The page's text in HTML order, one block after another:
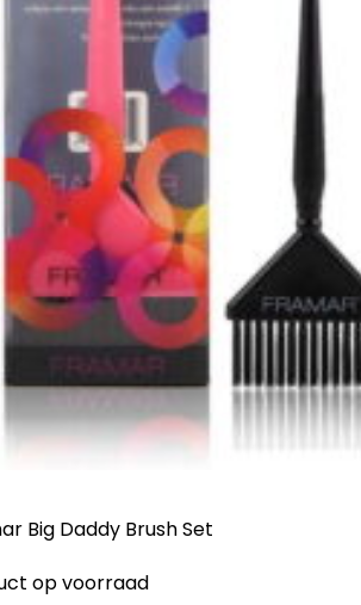
Big Daddy Brush Set
op voorraad